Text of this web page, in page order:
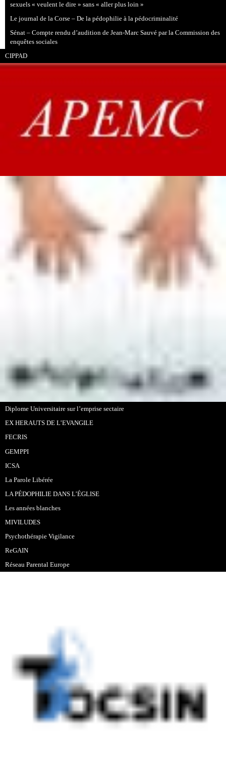
sexuels « veulent le dire » sans « aller plus loin »
Le journal de la Corse – De la pédophilie à la pédocriminalité
Sénat – Compte rendu d’audition de Jean-Marc Sauvé par la Commission des
enquêtes sociales
CIPPAD
Diplome Universitaire sur l’emprise sectaire
EX HERAUTS DE L’EVANGILE
FECRIS
GEMPPI
ICSA
La Parole Libérée
LA PÉDOPHILIE DANS L’ÉGLISE
Les années blanches
MIVILUDES
Psychothérapie Vigilance
ReGAIN
Réseau Parental Europe